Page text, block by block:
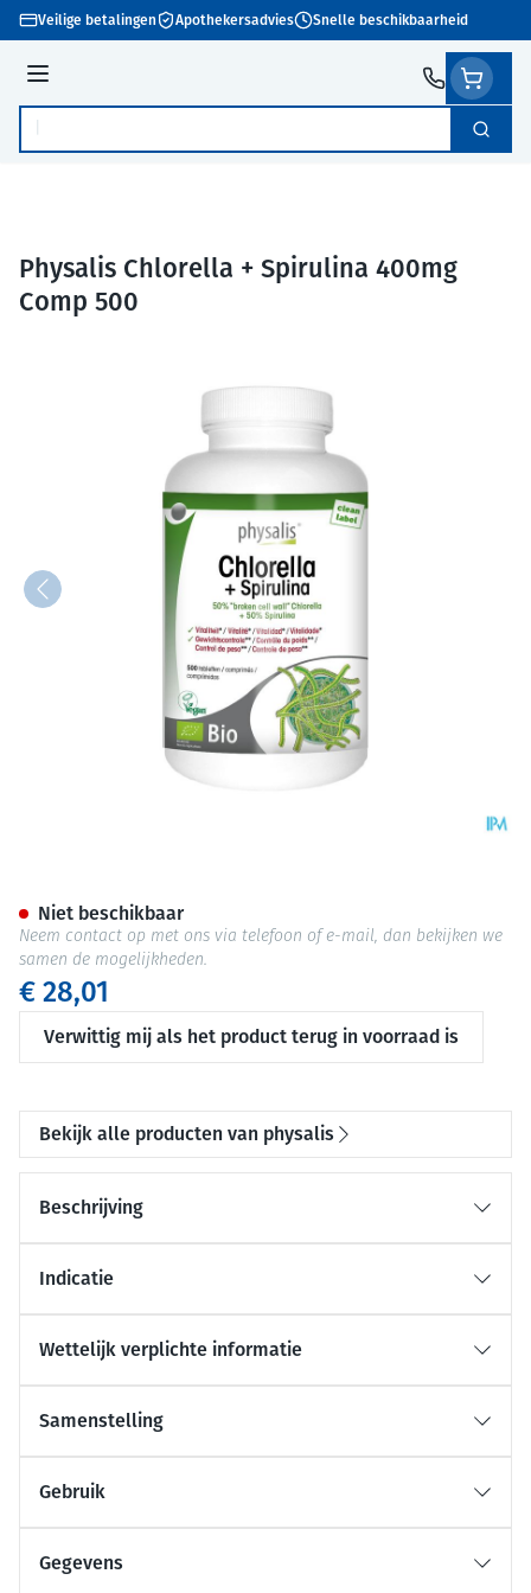
Ga naar de inhoud
Veilige betalingen Apothekersadvies Snelle beschikbaarheid
Menu
Product, merk, categorie... Zoek
Physalis Chlorella + Spirulina 400mg
Comp 500
€ 28,01
Verwittig mij als het product terug in voorraad is
Niet beschikbaar
Neem contact op met ons via telefoon of e-mail, dan bekijken we
samen de mogelijkheden.
Bekijk alle producten van physalis
Beschrijving
Indicatie
Wettelijk verplichte informatie
Samenstelling
Gebruik
Gegevens